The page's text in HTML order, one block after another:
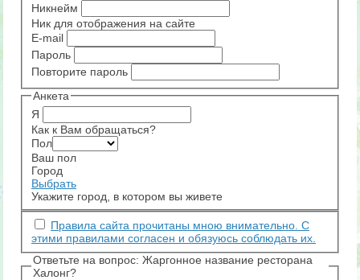
Никнейм
Ник для отображения на сайте
E-mail
Пароль
Повторите пароль
Анкета
Я
Как к Вам обращаться?
Пол
Ваш пол
Город
Выбрать
Укажите город, в котором вы живете
Правила сайта прочитаны мною внимательно. С
этими правилами согласен и обязуюсь соблюдать их.
Ответьте на вопрос: Жаргонное название ресторана
Халонг?